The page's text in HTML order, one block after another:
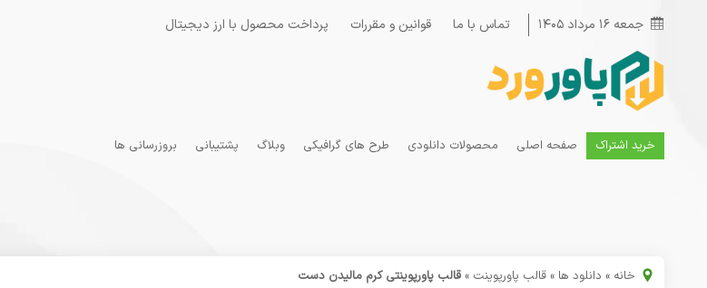
جمعه ۱۶ مرداد ۱۴۰۵ تماس با ما قوانین و مقررات پرداخت محصول با ارز دیجیتال
خرید اشتراک صفحه اصلی محصولات دانلودی طرح های گرافیکی وبلاگ پشتیبانی بروزرسانی ها
خانه » دانلود ها » قالب پاورپوینت » قالب پاورپوینتی کرم مالیدن دست